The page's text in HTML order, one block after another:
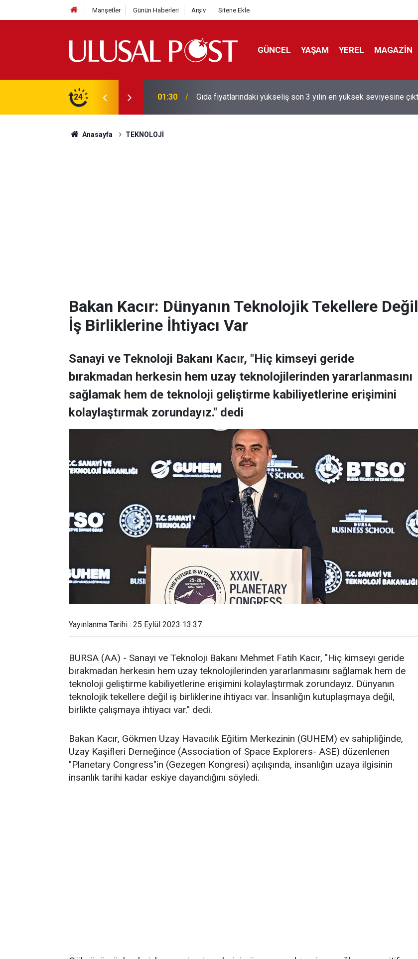
Manşetler Günün Haberleri Arşiv Sitene Ekle
GÜNCEL YAŞAM YEREL MAGAZİN
24
en yüksek seviyesine çıktı 01:26 Galatasaray'dan sekiz kişi hakkında savcılığa suç duyurusu
Anasayfa TEKNOLOJİ
Bakan Kacır: Dünyanın Teknolojik Tekellere Değil
İş Birliklerine İhtiyacı Var
Sanayi ve Teknoloji Bakanı Kacır, "Hiç kimseyi geride
bırakmadan herkesin hem uzay teknolojilerinden yararlanmasını
sağlamak hem de teknoloji geliştirme kabiliyetlerine erişimini
kolaylaştırmak zorundayız." dedi
Yayınlanma Tarihi : 25 Eylül 2023 13:37
BURSA (AA) - Sanayi ve Teknoloji Bakanı Mehmet Fatih Kacır, "Hiç kimseyi geride
bırakmadan herkesin hem uzay teknolojilerinden yararlanmasını sağlamak hem de
teknoloji geliştirme kabiliyetlerine erişimini kolaylaştırmak zorundayız. Dünyanın
teknolojik tekellere değil iş birliklerine ihtiyacı var. İnsanlığın kutuplaşmaya değil,
birlikte çalışmaya ihtiyacı var." dedi.
Bakan Kacır, Gökmen Uzay Havacılık Eğitim Merkezinin (GUHEM) ev sahipliğinde,
Uzay Kaşifleri Derneğince (Association of Space Explorers- ASE) düzenlenen
"Planetary Congress"in (Gezegen Kongresi) açılışında, insanlığın uzaya ilgisinin
insanlık tarihi kadar eskiye dayandığını söyledi.